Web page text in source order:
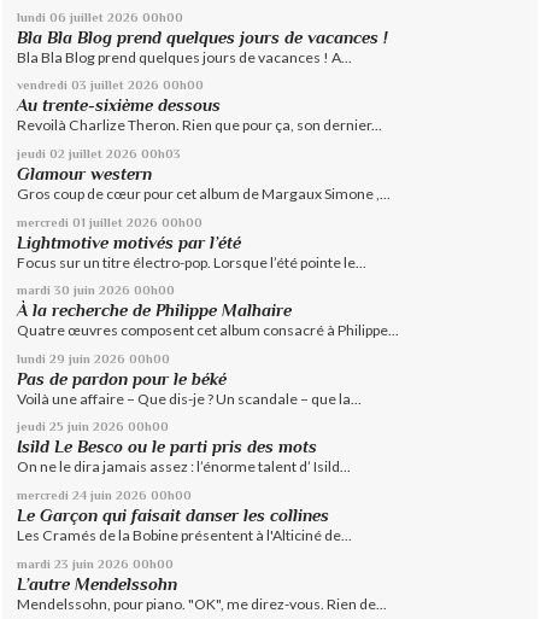
lundi 06 juillet 2026 00h00
Bla Bla Blog prend quelques jours de vacances !
Bla Bla Blog prend quelques jours de vacances ! A...
vendredi 03 juillet 2026 00h00
Au trente-sixième dessous
Revoilà Charlize Theron. Rien que pour ça, son dernier...
jeudi 02 juillet 2026 00h03
Glamour western
Gros coup de cœur pour cet album de Margaux Simone ,...
mercredi 01 juillet 2026 00h00
Lightmotive motivés par l’été
Focus sur un titre électro-pop. Lorsque l’été pointe le...
mardi 30 juin 2026 00h00
À la recherche de Philippe Malhaire
Quatre œuvres composent cet album consacré à Philippe...
lundi 29 juin 2026 00h00
Pas de pardon pour le béké
Voilà une affaire – Que dis-je ? Un scandale – que la...
jeudi 25 juin 2026 00h00
Isild Le Besco ou le parti pris des mots
On ne le dira jamais assez : l’énorme talent d’ Isild...
mercredi 24 juin 2026 00h00
Le Garçon qui faisait danser les collines
Les Cramés de la Bobine présentent à l'Alticiné de...
mardi 23 juin 2026 00h00
L’autre Mendelssohn
Mendelssohn, pour piano. "OK", me direz-vous. Rien de...